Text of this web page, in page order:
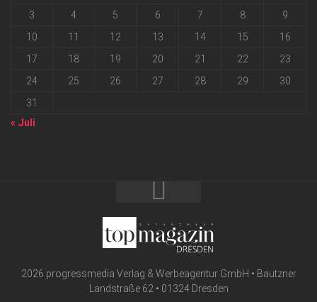
3
4 5 6 7 8
9
10
11 12 13 14 15
16
17
18 19 20 21 22
23
24
25 26 27 28 29
30
31
« Juli
2026 progressmedia Verlag & Werbeagentur GmbH • Bautzner
Landstraße 62 • 01324 Dresden